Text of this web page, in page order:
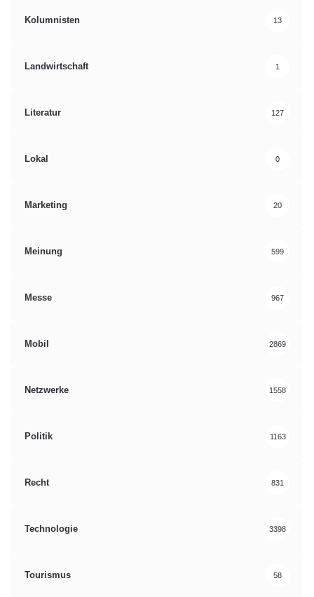
Kolumnisten 13
Landwirtschaft 1
Literatur 127
Lokal 0
Marketing 20
Meinung 599
Messe 967
Mobil 2869
Netzwerke 1558
Politik 1163
Recht 831
Technologie 3398
Tourismus 58